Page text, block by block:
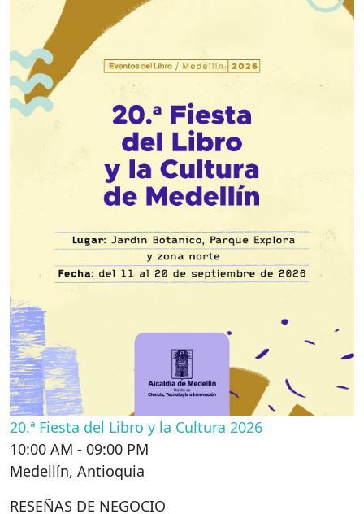
20.ª Fiesta del Libro y la Cultura 2026
10:00 AM - 09:00 PM
Medellín, Antioquia
RESEÑAS DE NEGOCIO